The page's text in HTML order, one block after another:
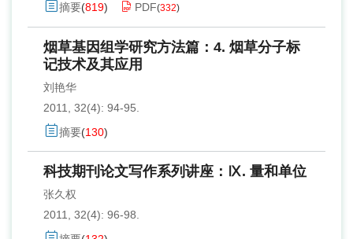
摘要(819) PDF(332)
烟草基因组学研究方法篇：4. 烟草分子标
记技术及其应用
刘艳华
2011, 32(4): 94-95.
摘要(130)
科技期刊论文写作系列讲座：Ⅸ. 量和单位
张久权
2011, 32(4): 96-98.